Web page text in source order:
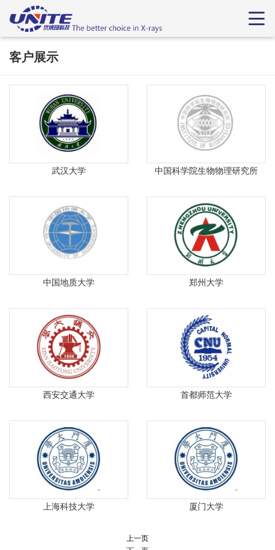
客户展示
武汉大学 中国科学院生物物理研究所
中国地质大学 郑州大学
西安交通大学 首都师范大学
上海科技大学 厦门大学
上一页